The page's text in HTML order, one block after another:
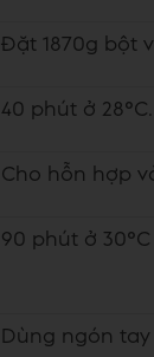
Đặt 1870g bột
40 phút ở 28°C.
Cho hỗn hợp
90 phút ở
Dùng ngón